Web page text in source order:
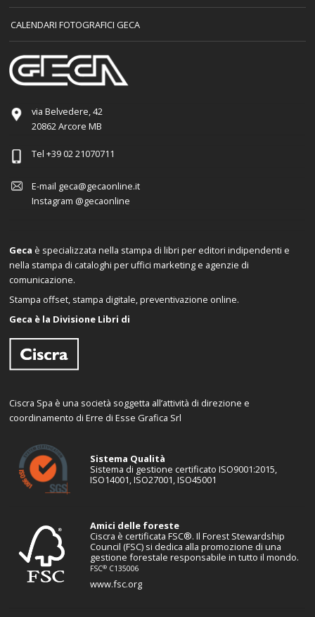
CALENDARI FOTOGRAFICI GECA
via Belvedere, 42
20862 Arcore MB
Tel +39 02 21070711
E-mail geca@gecaonline.it
Instagram @gecaonline
Geca è specializzata nella stampa di libri per editori indipendenti e
nella stampa di cataloghi per uffici marketing e agenzie di
comunicazione.
Stampa offset, stampa digitale, preventivazione online.
Geca è la Divisione Libri di
Ciscra Spa è una società soggetta all’attività di direzione e
coordinamento di Erre di Esse Grafica Srl
Sistema Qualità
Sistema di gestione certificato ISO9001:2015,
ISO14001, ISO27001, ISO45001
Amici delle foreste
Ciscra è certificata FSC®. Il Forest Stewardship
Council (FSC) si dedica alla promozione di una
gestione forestale responsabile in tutto il mondo.
FSC® C135006
www.fsc.org